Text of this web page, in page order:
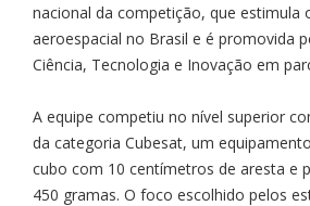
nacional da competição, que estimula
aeroespacial no Brasil e é promovida
Ciência, Tecnologia e Inovação em
A equipe competiu no nível superior
da categoria Cubesat, um
cubo com 10 centímetros de aresta e
450 gramas. O foco escolhido pelos